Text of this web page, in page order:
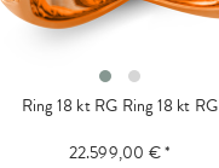
Ring 18 kt RG Ring 18 kt RG
22.599,00 € *